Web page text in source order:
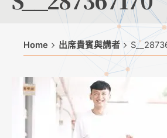
Home 出席貴賓與講者